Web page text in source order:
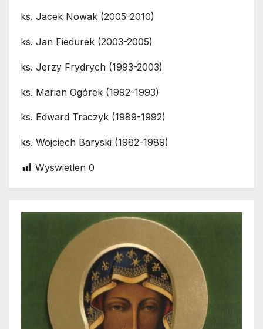
ks. Jacek Nowak (2005-2010)
ks. Jan Fiedurek (2003-2005)
ks. Jerzy Frydrych (1993-2003)
ks. Marian Ogórek (1992-1993)
ks. Edward Traczyk (1989-1992)
ks. Wojciech Baryski (1982-1989)
Wyswietlen 0